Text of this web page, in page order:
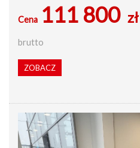
Cena 111 800 zł
brutto
ZOBACZ